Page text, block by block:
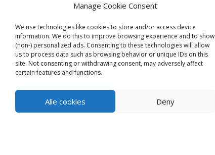
Manage Cookie Consent
We use technologies like cookies to store and/or access device
information. We do this to improve browsing experience and to show
(non-) personalized ads. Consenting to these technologies will allow
us to process data such as browsing behavior or unique IDs on this
site. Not consenting or withdrawing consent, may adversely affect
certain features and functions.
Alle cookies Deny
Adresse
Dag Hammarskjölds Allé 34, 2 sal
2100 København Ø
Normal åbningstid
Mandag—Fredag: 9:00–17:00
Mobil +45 2044 0293